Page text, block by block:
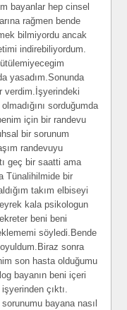
bayanlar hep cinsel
rağmen bende
bilmiyordu ancak
indirebiliyordum.
yasadım.Sonunda
verdim.İşyerindeki
sorduğumda
için bir randevu
bir sorunum
randevuyu
geç bir saatti ama
Tünalihilmide bir
takım elbiseyi
kala psikologun
beni beni
söyledi.Bende
sonra
son hasta olduğumu
bayanın beni içeri
çıktı.
bayana nasıl